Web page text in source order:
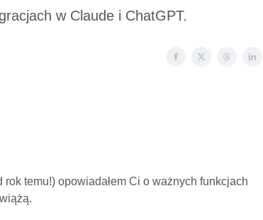
w Claude i ChatGPT.
rok temu!) opowiadałem Ci o ważnych funkcjach